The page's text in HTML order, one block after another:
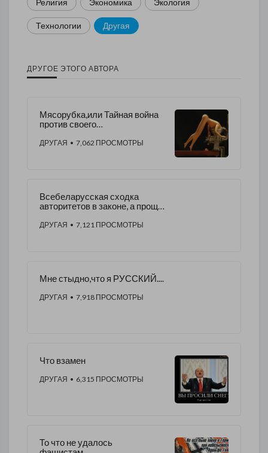
Религия Экономика Экология
Технологии Другая
ДРУГОЕ ЭТОГО АВТОРА
Мясорубка,или Тайная война
против своего
ДРУГАЯ • 7,062 ПРОСМОТРЫ
Всебеларусская сходка
авторитетов в законе, а проще
ДРУГАЯ • 7,121 ПРОСМОТРЫ
Мне стыдно,что я РУССКИЙ....
ДРУГАЯ • 7,918 ПРОСМОТРЫ
Что взамен
ДРУГАЯ • 6,315 ПРОСМОТРЫ
То что не удалось